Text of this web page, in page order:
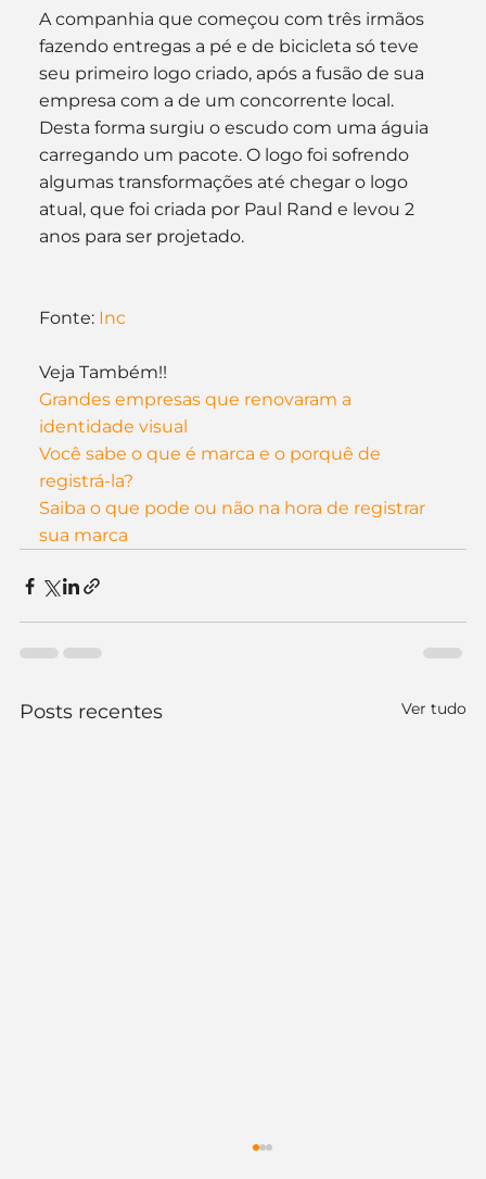
A companhia que começou com três irmãos
fazendo entregas a pé e de bicicleta só teve
seu primeiro logo criado, após a fusão de sua
empresa com a de um concorrente local.
Desta forma surgiu o escudo com uma águia
carregando um pacote. O logo foi sofrendo
algumas transformações até chegar o logo
atual, que foi criada por Paul Rand e levou 2
anos para ser projetado.
Fonte: Inc
Veja Também!!
Grandes empresas que renovaram a
identidade visual
Você sabe o que é marca e o porquê de
registrá-la?
Saiba o que pode ou não na hora de registrar
sua marca
Posts recentes Ver tudo